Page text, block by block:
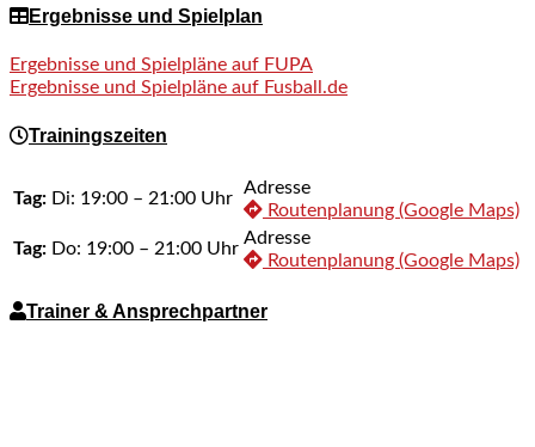
Ergebnisse und Spielplan
Ergebnisse und Spielpläne auf FUPA
Ergebnisse und Spielpläne auf Fusball.de
Trainingszeiten
Tag: Di: 19:00 – 21:00 Uhr
Adresse
Routenplanung (Google Maps)
Tag: Do: 19:00 – 21:00 Uhr
Adresse
Routenplanung (Google Maps)
Trainer & Ansprechpartner